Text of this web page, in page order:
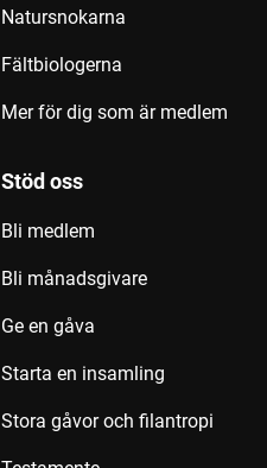
Natursnokarna
Fältbiologerna
Mer för dig som är medlem
Stöd oss
Bli medlem
Bli månadsgivare
Ge en gåva
Starta en insamling
Stora gåvor och filantropi